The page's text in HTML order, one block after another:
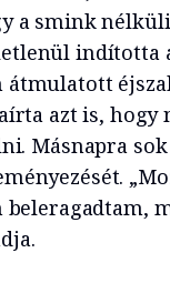
a smink
indította
átmulatott
azt is, hogy
Másnapra
beleragadtam,